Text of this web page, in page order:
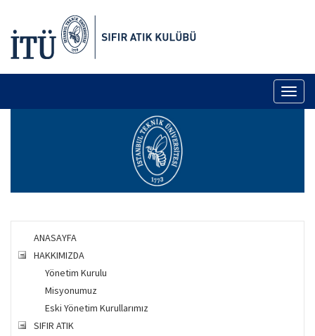
ANASAYFA
HAKKIMIZDA
Yönetim Kurulu
Misyonumuz
Eski Yönetim Kurullarımız
SIFIR ATIK